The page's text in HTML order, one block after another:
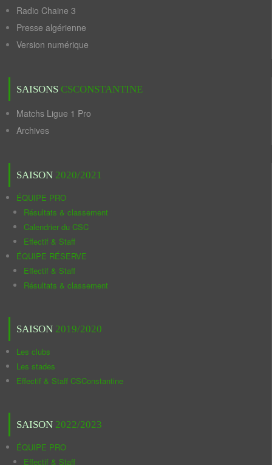
Radio Chaine 3
Presse algérienne
Version numérique
SAISONS CSCONSTANTINE
Matchs Ligue 1 Pro
Archives
SAISON 2020/2021
ÉQUIPE PRO
Résultats & classement
Calendrier du CSC
Effectif & Staff
ÉQUIPE RÉSERVE
Effectif & Staff
Résultats & classement
SAISON 2019/2020
Les clubs
Les stades
Effectif & Staff CSConstantine
SAISON 2022/2023
ÉQUIPE PRO
Effectif & Staff